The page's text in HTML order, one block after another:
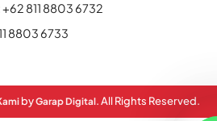
811 8803 6732
8803 6733
byGarap Digital. All Rights Reserved.